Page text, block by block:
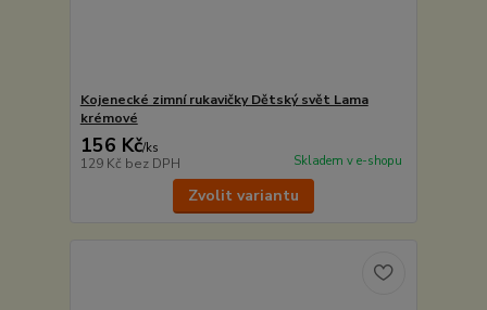
Kojenecké zimní rukavičky Dětský svět Lama
krémové
156 Kč/ks
129 Kč bez DPH Skladem v e-shopu
Zvolit variantu